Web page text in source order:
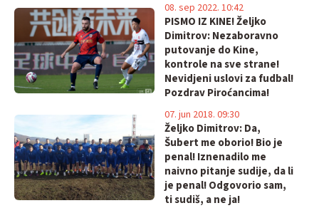
PISMO IZ KINE! Željko
Dimitrov: Nezaboravno
putovanje do Kine,
kontrole na sve strane!
Nevidjeni uslovi za fudbal!
Pozdrav Piroćancima!
08. sep 2022. 10:42
Željko Dimitrov: Da,
Šubert me oborio! Bio je
penal! Iznenadilo me
naivno pitanje sudije, da li
je penal! Odgovorio sam,
ti sudiš, a ne ja!
07. jun 2018. 09:30